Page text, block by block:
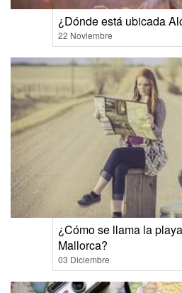
¿Dónde está ubicada
22 Noviembre
¿Cómo se llama la
Mallorca?
03 Diciembre